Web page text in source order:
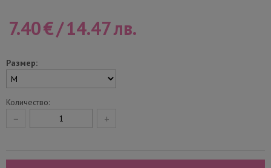
7.40€/14.47лв.
Размер:
Количество:
+
−